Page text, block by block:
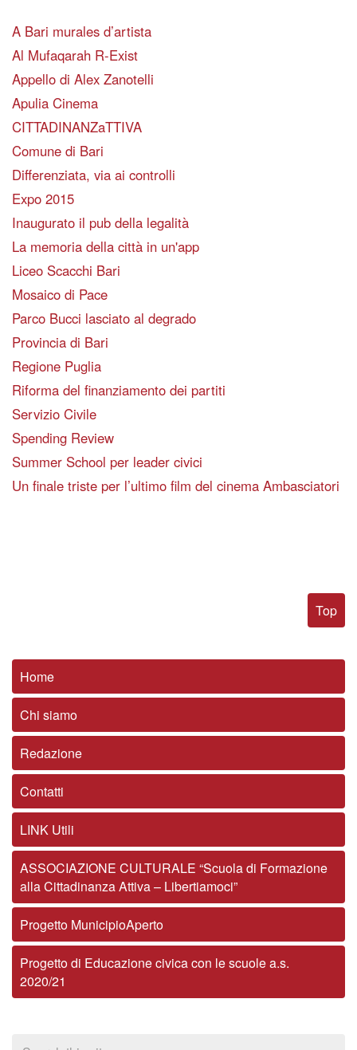
A Bari murales d’artista
Al Mufaqarah R-Exist
Appello di Alex Zanotelli
Apulia Cinema
CITTADINANZaTTIVA
Comune di Bari
Differenziata, via ai controlli
Expo 2015
Inaugurato il pub della legalità
La memoria della città in un'app
Liceo Scacchi Bari
Mosaico di Pace
Parco Bucci lasciato al degrado
Provincia di Bari
Regione Puglia
Riforma del finanziamento dei partiti
Servizio Civile
Spending Review
Summer School per leader civici
Un finale triste per l’ultimo film del cinema Ambasciatori
Top
Home
Chi siamo
Redazione
Contatti
LINK Utili
ASSOCIAZIONE CULTURALE “Scuola di Formazione
alla Cittadinanza Attiva – Libertiamoci”
Progetto MunicipioAperto
Progetto di Educazione civica con le scuole a.s.
2020/21